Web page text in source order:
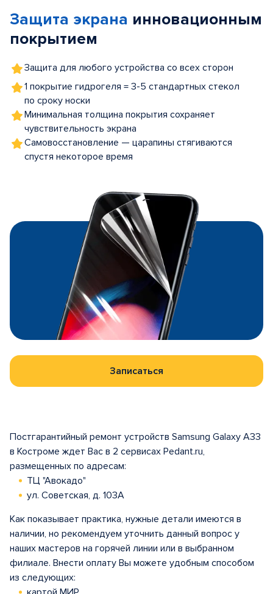
5
Защита экрана инновационным
покрытием
Защита для любого устройства со всех сторон
1 покрытие гидрогеля = 3-5 стандартных стекол
по сроку носки
Минимальная толщина покрытия сохраняет
чувствительность экрана
Самовосстановление — царапины стягиваются
спустя некоторое время
Записаться
Постгарантийный ремонт устройств Samsung Galaxy A33
в Костроме ждет Вас в 2 сервисах Pedant.ru,
размещенных по адресам:
ТЦ "Авокадо"
ул. Советская, д. 103А
Как показывает практика, нужные детали имеются в
наличии, но рекомендуем уточнить данный вопрос у
наших мастеров на горячей линии или в выбранном
филиале. Внести оплату Вы можете удобным способом
из следующих: